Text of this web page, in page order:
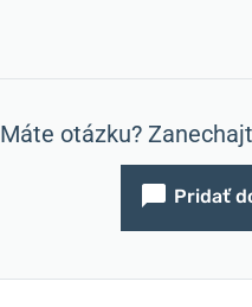
Máte otázku?
Pridať